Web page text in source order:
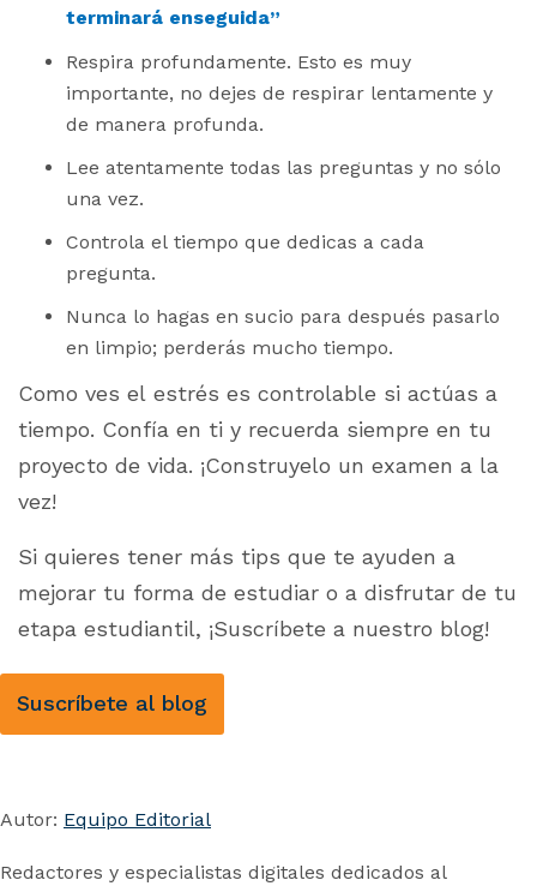
terminará enseguida”
Respira profundamente. Esto es muy
importante, no dejes de respirar lentamente y
de manera profunda.
Lee atentamente todas las preguntas y no sólo
una vez.
Controla el tiempo que dedicas a cada
pregunta.
Nunca lo hagas en sucio para después pasarlo
en limpio; perderás mucho tiempo.
Como ves el estrés es controlable si actúas a
tiempo. Confía en ti y recuerda siempre en tu
proyecto de vida. ¡Construyelo un examen a la
vez!
Si quieres tener más tips que te ayuden a
mejorar tu forma de estudiar o a disfrutar de tu
etapa estudiantil, ¡Suscríbete a nuestro blog!
Suscríbete al blog
Autor: Equipo Editorial
Redactores y especialistas digitales dedicados al